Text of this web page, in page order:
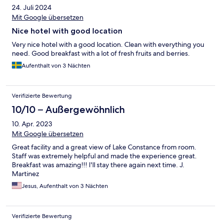
24. Juli 2024
Mit Google übersetzen
Nice hotel with good location
Very nice hotel with a good location. Clean with everything you
need. Good breakfast with a lot of fresh fruits and berries.
Aufenthalt von 3 Nächten
Verifizierte Bewertung
10/10 – Außergewöhnlich
10. Apr. 2023
Mit Google übersetzen
Great facility and a great view of Lake Constance from room.
Staff was extremely helpful and made the experience great.
Breakfast was amazing!!! I'll stay there again next time. J.
Martinez
Jesus, Aufenthalt von 3 Nächten
Verifizierte Bewertung